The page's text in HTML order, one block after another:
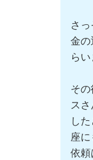
さ
金
らい
そ
ス
し
座
依頼